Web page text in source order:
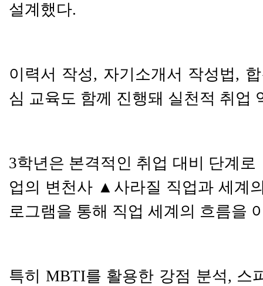
설계했다.
이력서 작성, 자기소개서 작성법,
심 교육도 함께 진행돼 실천적 취업
3학년은 본격적인 취업 대비 단계로
업의 변천사 ▲ 사라질 직업과 세계
로그램을 통해 직업 세계의 흐름을
특히 MBTI를 활용한 강점 분석, 스